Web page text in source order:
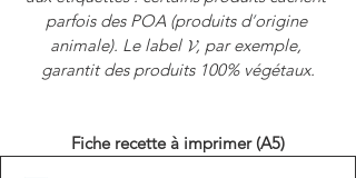
parfois des POA (produits d’origine
animale). Le label 𝓥, par exemple,
garantit des produits 100% végétaux.
Fiche recette à imprimer (A5)